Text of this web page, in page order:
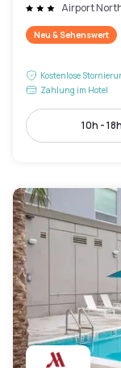
Airport
Neu & Sehenswert
Kostenlose
Zahlung im Hotel
10h - 18h